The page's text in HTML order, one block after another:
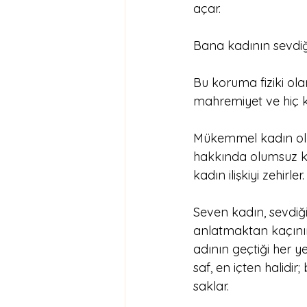
açar.
Bana kadının
Bu koruma fiziki
mahremiyet ve hiç
Mükemmel kadın
hakkında olumsuz
kadın ilişkiyi zehirler.
Seven kadın,
anlatmaktan
adının geçtiği her
saf, en içten
saklar.